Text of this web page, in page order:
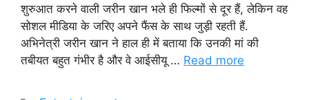
शुरुआत करने वाली जरीन खान भले ही फिल्मों से दूर हैं, लेकिन वह
सोशल मीडिया के जरिए अपने फैंस के साथ जुड़ी रहती हैं.
अभिनेत्री जरीन खान ने हाल ही में बताया कि उनकी मां की
तबीयत बहुत गंभीर है और वे आईसीयू … Read more